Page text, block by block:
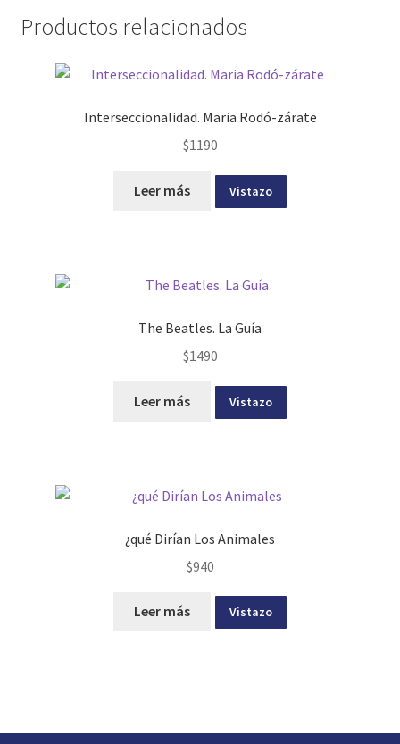
Productos relacionados
Interseccionalidad. Maria Rodó-zárate
$1190
Leer más Vistazo
The Beatles. La Guía
$1490
Leer más Vistazo
¿qué Dirían Los Animales
$940
Leer más Vistazo